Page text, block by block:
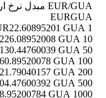
EUR/GUA مبدل نرخ ارز
EURGUA
1 EUR
22.60895201 GUA
10 EUR
226.08952008 GUA
50 EUR
GUA
100 EUR
GUA
200 EUR
GUA
500 EUR
GUA
1000 EUR
GUA